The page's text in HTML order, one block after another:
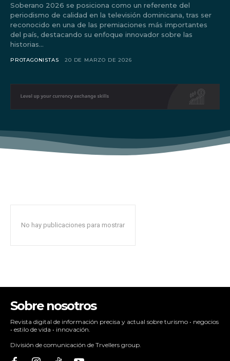
Don't miss
out!
Sing up for our newsletter
to stay in the loop.
Soberano 2026 se posiciona como un referente del
periodismo de calidad en la televisión dominicana, tras ser
reconocido en una de las premiaciones más importantes
del país, destacando su enfoque innovador sobre las
historias...
PROTAGONISTAS 20 DE MARZO DE 2026
No hay publicaciones para mostrar
Sobre nosotros
Revista digital de información precisa y actual sobre turismo • negocios
• estilo de vida • innovación.
División de comunicación de Trvellers group.